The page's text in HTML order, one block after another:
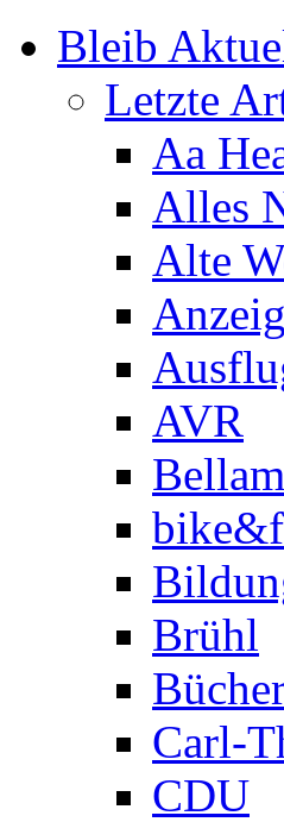
Bleib
Letzte
Aa
Alles
Alte
AVR
Brühl
Carl-
CDU